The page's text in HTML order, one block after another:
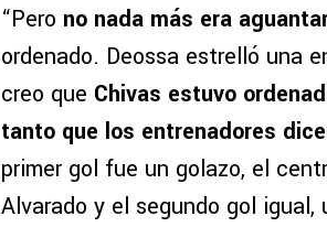
“Pero no nada más era
ordenado. Deossa estrelló una
creo que Chivas estuvo
tanto que los entrenadores
primer gol fue un golazo, el
Alvarado y el segundo gol